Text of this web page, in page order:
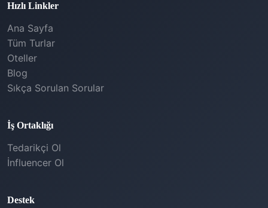
Hızlı Linkler
Ana Sayfa
Tüm Turlar
Oteller
Blog
Sıkça Sorulan Sorular
İş Ortaklığı
Tedarikçi Ol
İnfluencer Ol
Destek